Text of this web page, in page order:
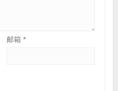
邮箱*